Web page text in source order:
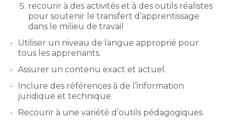
recourir à des activités et à des outils réalistes
pour soutenir le transfert d’apprentissage
dans le milieu de travail
Utiliser un niveau de langue approprié pour
tous les apprenants.
Assurer un contenu exact et actuel.
Inclure des références à de l’information
juridique et technique.
Recourir à une variété d’outils pédagogiques.